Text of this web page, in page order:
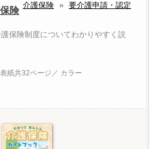
介護保険 » 要介護申請・認定
険
保険制度についてわかりやすく説
紙共32ページ／ カラー